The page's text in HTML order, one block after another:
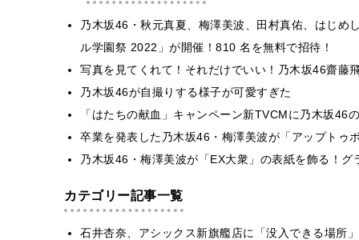
乃木坂46・秋元真夏、梅澤美波、田村真佑、はじめ
ル学園祭 2022」が開催！810 名を無料で招待！
写真を見てくれて！それだけでいい！乃木坂46齋藤
乃木坂46が自撮りする様子が可愛すぎた
「はたちの献血」キャンペーン新TVCMに乃木坂46
卒業を発表した乃木坂46・梅澤美波が「アップトゥ
乃木坂46・梅澤美波が「EX大衆」の表紙を飾る！
カテゴリー記事一覧
石井杏奈、アシックス新旗艦店に「没入できる場所